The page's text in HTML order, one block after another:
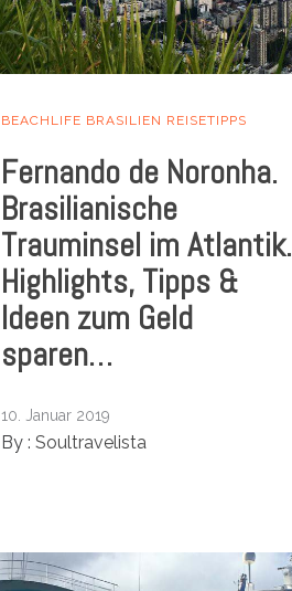
BEACHLIFE BRASILIEN REISETIPPS
Fernando de Noronha.
Brasilianische
Trauminsel im Atlantik.
Highlights, Tipps &
Ideen zum Geld
sparen…
10. Januar 2019
By : Soultravelista